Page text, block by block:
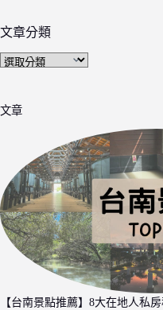
文章分類
文
類
文章
【台南景點推薦】8大在地人私